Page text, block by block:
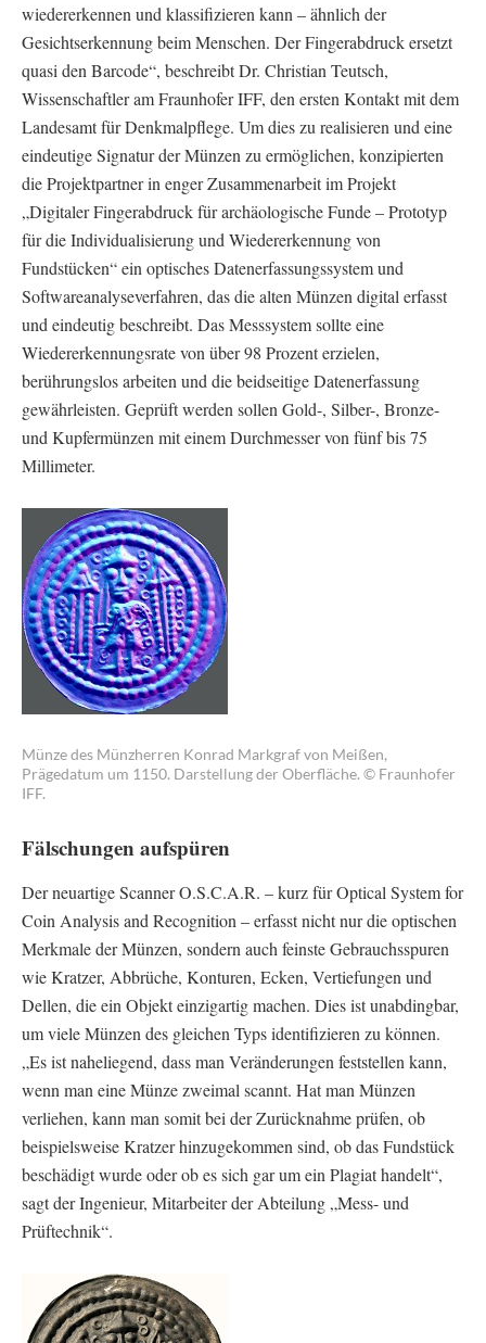
wiedererkennen und klassifizieren kann – ähnlich der
Gesichtserkennung beim Menschen. Der Fingerabdruck ersetzt
quasi den Barcode“, beschreibt Dr. Christian Teutsch,
Wissenschaftler am Fraunhofer IFF, den ersten Kontakt mit dem
Landesamt für Denkmalpflege. Um dies zu realisieren und eine
eindeutige Signatur der Münzen zu ermöglichen, konzipierten
die Projektpartner in enger Zusammenarbeit im Projekt
„Digitaler Fingerabdruck für archäologische Funde – Prototyp
für die Individualisierung und Wiedererkennung von
Fundstücken“ ein optisches Datenerfassungssystem und
Softwareanalyseverfahren, das die alten Münzen digital erfasst
und eindeutig beschreibt. Das Messsystem sollte eine
Wiedererkennungsrate von über 98 Prozent erzielen,
berührungslos arbeiten und die beidseitige Datenerfassung
gewährleisten. Geprüft werden sollen Gold-, Silber-, Bronze-
und Kupfermünzen mit einem Durchmesser von fünf bis 75
Millimeter.
Münze des Münzherren Konrad Markgraf von Meißen,
Prägedatum um 1150. Darstellung der Oberfläche. © Fraunhofer
IFF.
Fälschungen aufspüren
Der neuartige Scanner O.S.C.A.R. – kurz für Optical System for
Coin Analysis and Recognition – erfasst nicht nur die optischen
Merkmale der Münzen, sondern auch feinste Gebrauchsspuren
wie Kratzer, Abbrüche, Konturen, Ecken, Vertiefungen und
Dellen, die ein Objekt einzigartig machen. Dies ist unabdingbar,
um viele Münzen des gleichen Typs identifizieren zu können.
„Es ist naheliegend, dass man Veränderungen feststellen kann,
wenn man eine Münze zweimal scannt. Hat man Münzen
verliehen, kann man somit bei der Zurücknahme prüfen, ob
beispielsweise Kratzer hinzugekommen sind, ob das Fundstück
beschädigt wurde oder ob es sich gar um ein Plagiat handelt“,
sagt der Ingenieur, Mitarbeiter der Abteilung „Mess- und
Prüftechnik“.